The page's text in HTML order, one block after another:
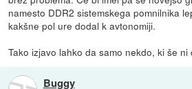
namesto DDR2 sistemskega pomnilnika
kakšne pol ure dodal k avtonomiji.
Tako izjavo lahko da samo nekdo, ki še ni
Buggy